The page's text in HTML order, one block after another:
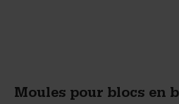
Moules pour blocs en